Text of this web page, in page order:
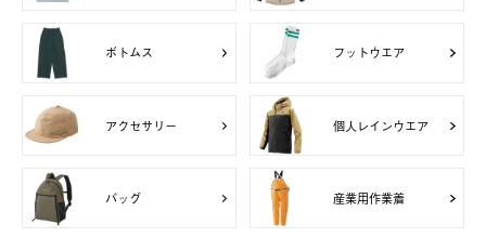
ボトムス フットウエア
アクセサリー 個人レインウエア
バッグ 産業用作業着